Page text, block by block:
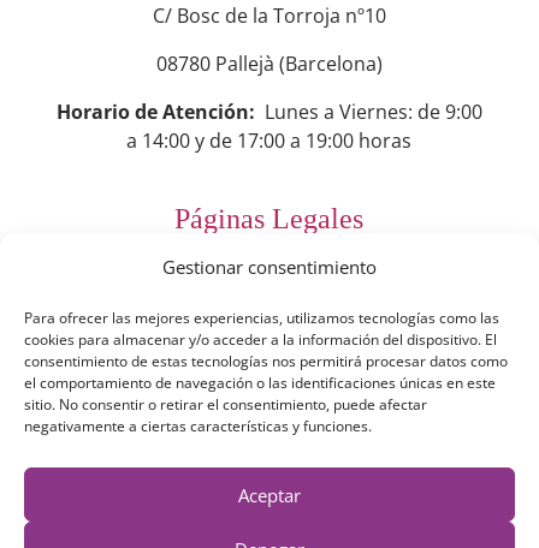
Gestionar consentimiento
Para ofrecer las mejores experiencias, utilizamos tecnologías como las
cookies para almacenar y/o acceder a la información del dispositivo. El
consentimiento de estas tecnologías nos permitirá procesar datos como
el comportamiento de navegación o las identificaciones únicas en este
sitio. No consentir o retirar el consentimiento, puede afectar
negativamente a ciertas características y funciones.
Aceptar
C/ Bosc de la Torroja nº10
08780 Pallejà (Barcelona)
Horario de Atención: Lunes a Viernes: de 9:00
a 14:00 y de 17:00 a 19:00 horas
Páginas Legales
Preguntas Frecuentes
Aviso Legal
Política de Privacidad
Política de Cookies
Términos y Condiciones